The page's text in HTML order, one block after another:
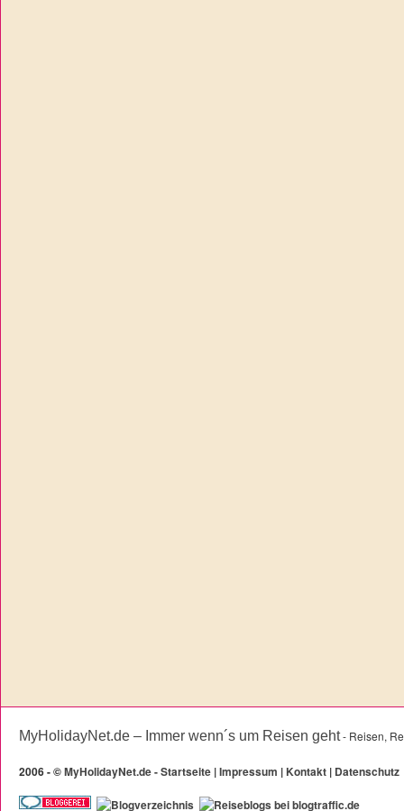
MyHolidayNet.de – Immer wenn´s um Reisen geht- Reisen,
2006 -©MyHolidayNet.de - Startseite |Impressum | Kontakt | Datenschutz